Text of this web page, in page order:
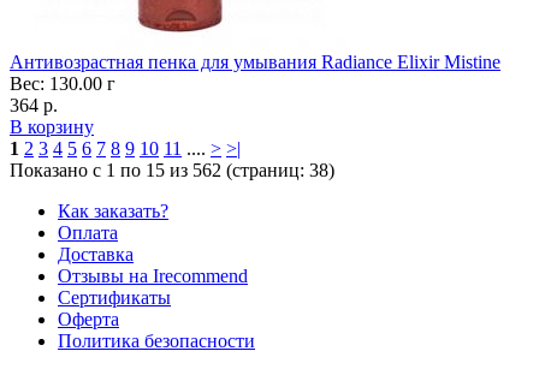
Антивозрастная пенка для умывания Radiance Elixir Mistine
Вес: 130.00 г
364 р.
В корзину
1 2 3 4 5 6 7 8 9 10 11 .... > >|
Показано с 1 по 15 из 562 (страниц: 38)
Как заказать?
Оплата
Доставка
Отзывы на Irecommend
Сертификаты
Оферта
Политика безопасности